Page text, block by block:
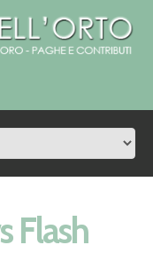
Flash